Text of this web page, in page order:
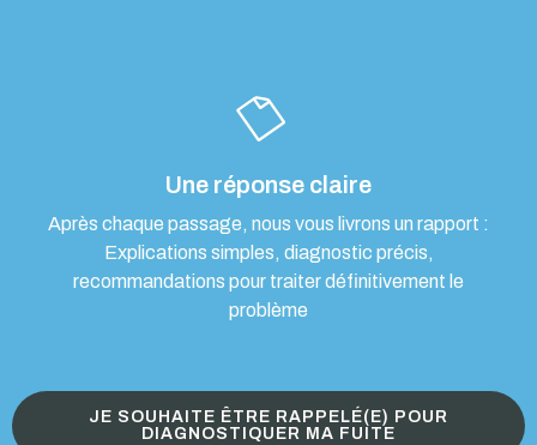
Une réponse claire
Après chaque passage, nous vous livrons un rapport :
Explications simples, diagnostic précis,
recommandations pour traiter définitivement le
problème
JE SOUHAITE ÊTRE RAPPELÉ(E) POUR
DIAGNOSTIQUER MA FUITE